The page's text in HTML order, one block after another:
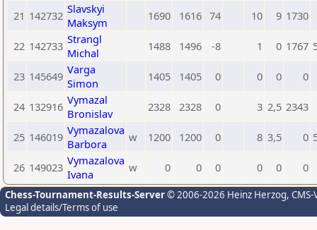
21 142732 Slavskyi
Maksym
1690 1616 74 10 9 1730
22 142733 Strangl
Michal
1488 1496 -8 1 0 1767
23 145649 Varga
Simon
1405 1405 0 0 0 0
24 132916 Vymazal
Bronislav
2328 2328 0 3 2,5 2343
25 146019 Vymazalova
Barbora
w 1200 1200 0 8 3,5 0
26 149023 Vymazalova
Ivana
w 0 0 0 0 0 0
Chess-Tournament-Results-Server© 2006-2026 Heinz Herzog,
Legal details/Terms of use